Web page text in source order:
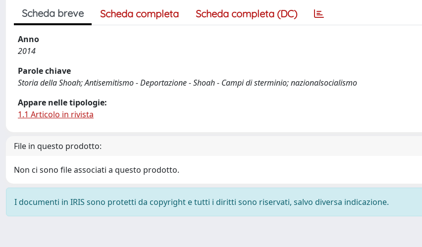
Scheda breve Scheda completa Scheda completa (DC)
Anno
2014
Parole chiave
Storia della Shoah; Antisemitismo - Deportazione - Shoah - Campi di sterminio; nazionalsocialismo
Appare nelle tipologie:
1.1 Articolo in rivista
File in questo prodotto:
Non ci sono file associati a questo prodotto.
I documenti in IRIS sono protetti da copyright e tutti i diritti sono riservati, salvo diversa indicazione.